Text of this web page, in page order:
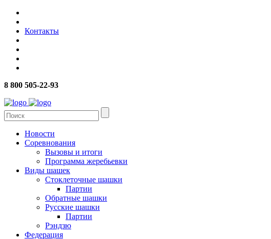
Контакты
8 800 505-22-93
Новости
Соревнования
Вызовы и итоги
Программа жеребьевки
Виды шашек
Стоклеточные шашки
Партии
Обратные шашки
Русские шашки
Партии
Рэндзю
Федерация